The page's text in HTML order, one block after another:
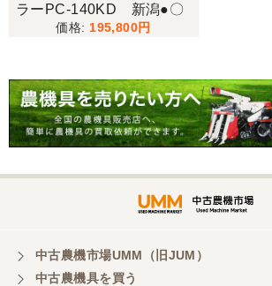
ラーPC-140KD 新潟●〇
195,800
中古農機市場UMM（旧JUM）
中古農機具を買う